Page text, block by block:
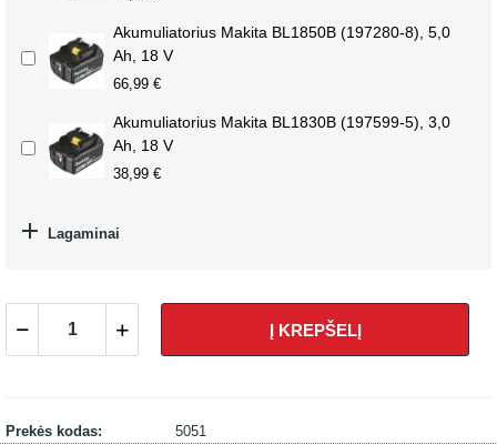
Akumuliatorius Makita BL1850B (197280-8), 5,0
Ah, 18 V
66,99 €
Akumuliatorius Makita BL1830B (197599-5), 3,0
Ah, 18 V
38,99 €
 Lagaminai
Į KREPŠELĮ
Prekės kodas:
5051